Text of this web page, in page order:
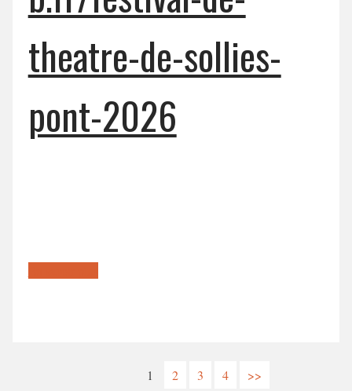
theatre-de-sollies-
pont-2026
1 2 3 4 >>